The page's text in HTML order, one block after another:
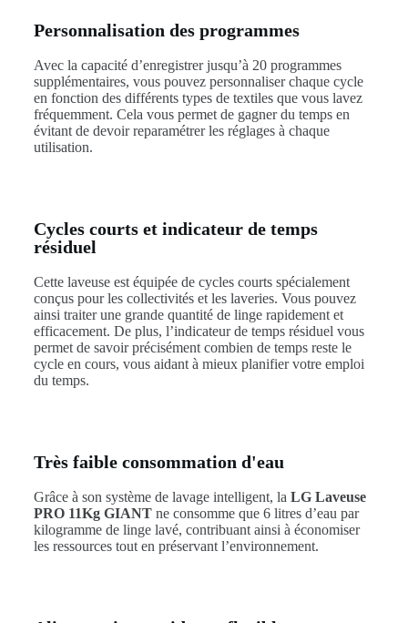
Personnalisation des programmes
Avec la capacité d’enregistrer jusqu’à 20 programmes
supplémentaires, vous pouvez personnaliser chaque cycle
en fonction des différents types de textiles que vous lavez
fréquemment. Cela vous permet de gagner du temps en
évitant de devoir reparamétrer les réglages à chaque
utilisation.
Cycles courts et indicateur de temps
résiduel
Cette laveuse est équipée de cycles courts spécialement
conçus pour les collectivités et les laveries. Vous pouvez
ainsi traiter une grande quantité de linge rapidement et
efficacement. De plus, l’indicateur de temps résiduel vous
permet de savoir précisément combien de temps reste le
cycle en cours, vous aidant à mieux planifier votre emploi
du temps.
Très faible consommation d'eau
Grâce à son système de lavage intelligent, la LG Laveuse
PRO 11Kg GIANT ne consomme que 6 litres d’eau par
kilogramme de linge lavé, contribuant ainsi à économiser
les ressources tout en préservant l’environnement.